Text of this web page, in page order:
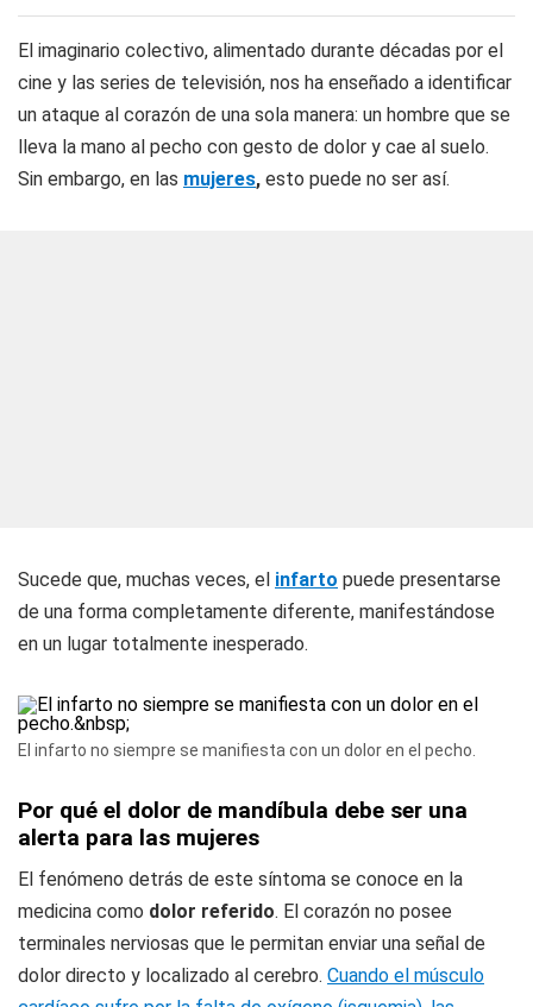
El imaginario colectivo, alimentado durante décadas por el
cine y las series de televisión, nos ha enseñado a identificar
un ataque al corazón de una sola manera: un hombre que se
lleva la mano al pecho con gesto de dolor y cae al suelo.
Sin embargo, en las mujeres, esto puede no ser así.
Sucede que, muchas veces, el infarto puede presentarse
de una forma completamente diferente, manifestándose
en un lugar totalmente inesperado.
El infarto no siempre se manifiesta con un dolor en el pecho.
Por qué el dolor de mandíbula debe ser una
alerta para las mujeres
El fenómeno detrás de este síntoma se conoce en la
medicina como dolor referido. El corazón no posee
terminales nerviosas que le permitan enviar una señal de
dolor directo y localizado al cerebro. Cuando el músculo